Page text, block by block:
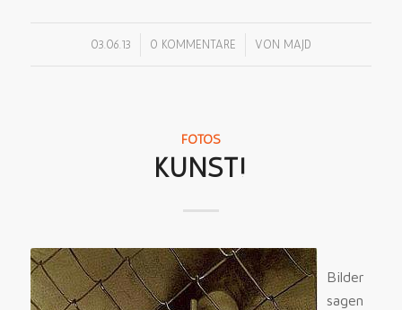
03.06.13 0 KOMMENTARE
/ VON MAJD
FOTOS
KUNST!
Bilder
sagen